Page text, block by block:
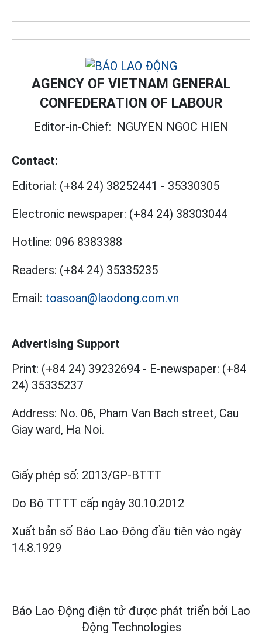
AGENCY OF VIETNAM GENERAL
CONFEDERATION OF LABOUR
Editor-in-Chief: NGUYEN NGOC HIEN
Contact:
Editorial: (+84 24) 38252441 - 35330305
Electronic newspaper: (+84 24) 38303044
Hotline: 096 8383388
Readers: (+84 24) 35335235
Email: toasoan@laodong.com.vn
Advertising Support
Print: (+84 24) 39232694 - E-newspaper: (+84
24) 35335237
Address: No. 06, Pham Van Bach street, Cau
Giay ward, Ha Noi.
Giấy phép số: 2013/GP-BTTT
Do Bộ TTTT cấp ngày 30.10.2012
Xuất bản số Báo Lao Động đầu tiên vào ngày
14.8.1929
Báo Lao Động điện tử được phát triển bởi Lao
Động Technologies